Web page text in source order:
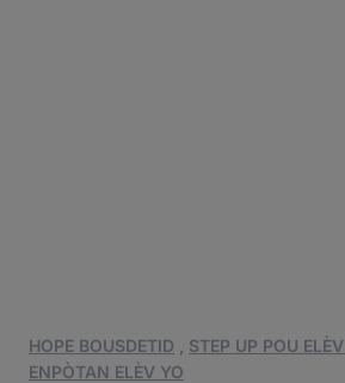
HOPE BOUSDETID STEP UP POU
ENPÒTAN ELÈV YO